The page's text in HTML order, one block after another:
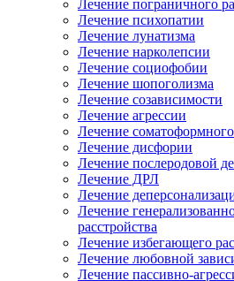
Лечение пограничного
Лечение психопатии
Лечение лунатизма
Лечение нарколепсии
Лечение социофобии
Лечение шопоголизма
Лечение созависимости
Лечение агрессии
Лечение соматоформного
Лечение дисфории
Лечение послеродовой
Лечение ДРЛ
Лечение
Лечение
расстройства
Лечение избегающего
Лечение любовной
Лечение пассивно-